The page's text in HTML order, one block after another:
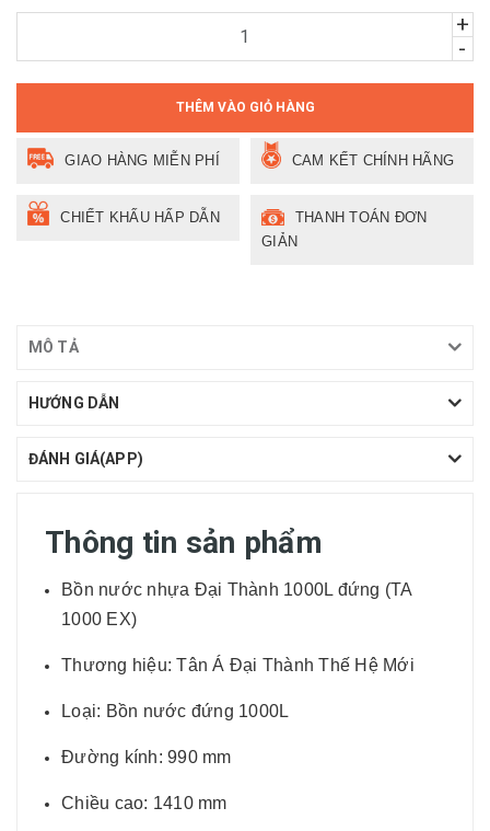
+
-
THÊM VÀO GIỎ HÀNG
GIAO HÀNG MIỄN PHÍ CAM KẾT CHÍNH HÃNG
CHIẾT KHẤU HẤP DẪN
THANH TOÁN ĐƠN
GIẢN
MÔ TẢ
HƯỚNG DẪN
ĐÁNH GIÁ(APP)
Thông tin sản phẩm
Bồn nước nhựa Đại Thành 1000L đứng (TA
1000 EX)
Thương hiệu: Tân Á Đại Thành Thế Hệ Mới
Loại: Bồn nước đứng 1000L
Đường kính: 990 mm
Chiều cao: 1410 mm